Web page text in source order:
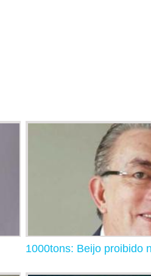
1000tons: Beijo proibido